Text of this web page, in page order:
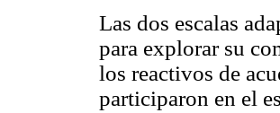
Las dos escalas
para explorar su
los reactivos de
participaron en el